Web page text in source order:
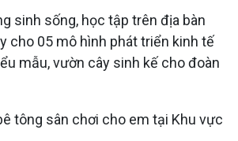
sinh sống, học tập trên địa bàn
cho 05 mô hình phát triển kinh tế
mẫu, vườn cây sinh kế cho đoàn
tông sân chơi cho em tại Khu vực